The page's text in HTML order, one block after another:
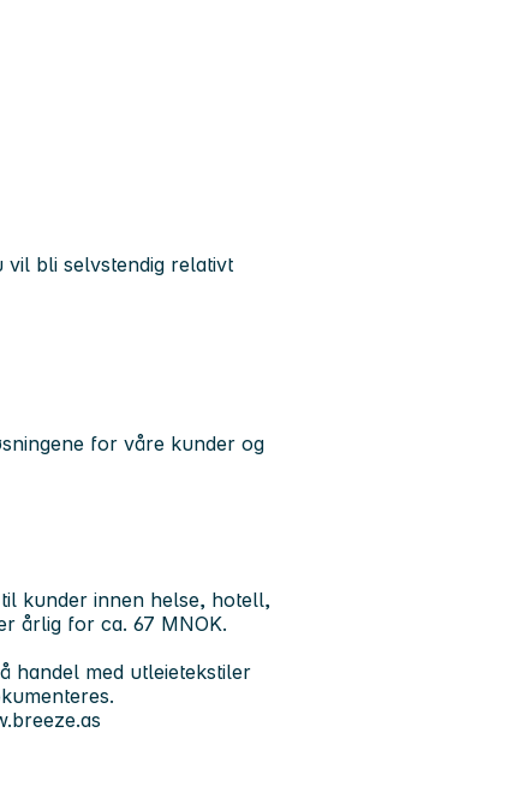
bli selvstendig relativt
for våre kunder og
kunder innen helse, hotell,
årlig for ca. 67 MNOK.
handel med utleietekstiler